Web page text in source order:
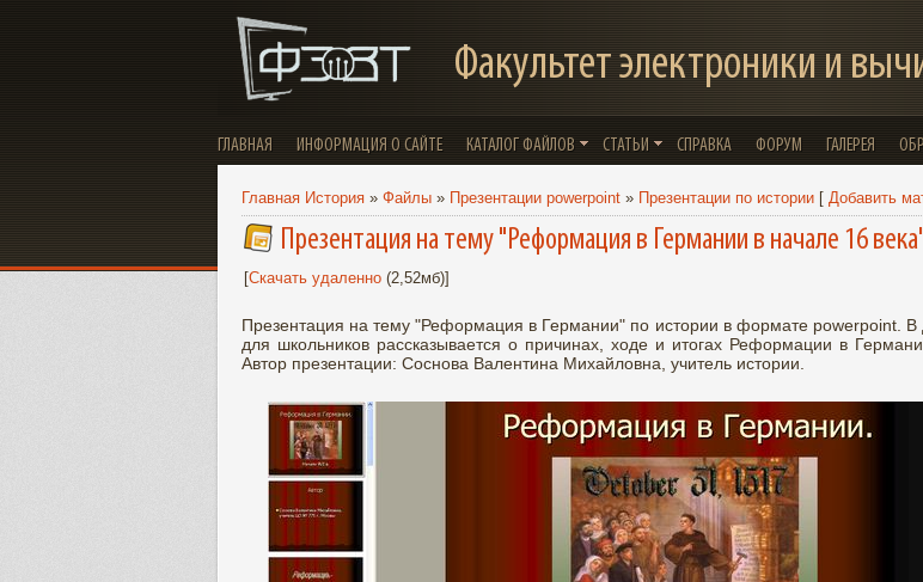
Факультет электроники и
ГЛАВНАЯ ИНФОРМАЦИЯ О САЙТЕ КАТАЛОГ ФАЙЛОВ СТАТЬИ СПРАВКА ФОРУМ ГАЛЕРЕЯ
Главная История » Файлы » Презентации powerpoint » Презентации по истории [ Добавить
Презентация на тему "Реформация в Германии в начале 16
[Скачать удаленно (2,52мб)]
Презентация на тему "Реформация в Германии" по истории в формате powerpoint. В
для школьников рассказывается о причинах, ходе и итогах Реформации в
Автор презентации: Соснова Валентина Михайловна, учитель истории.